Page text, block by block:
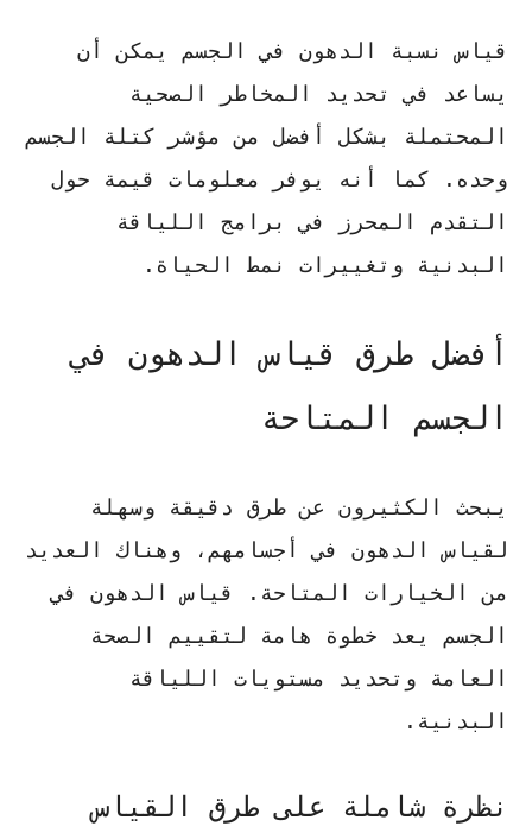
قياس نسبة الدهون في الجسم يمكن أن
يساعد في تحديد المخاطر الصحية
المحتملة بشكل أفضل من مؤشر كتلة الجسم
وحده. كما أنه يوفر معلومات قيمة حول
التقدم المحرز في برامج اللياقة
البدنية وتغييرات نمط الحياة.
أفضل طرق قياس الدهون في
الجسم المتاحة
يبحث الكثيرون عن طرق دقيقة وسهلة
لقياس الدهون في أجسامهم، وهناك العديد
من الخيارات المتاحة. قياس الدهون في
الجسم يعد خطوة هامة لتقييم الصحة
العامة وتحديد مستويات اللياقة
البدنية.
نظرة شاملة على طرق القياس